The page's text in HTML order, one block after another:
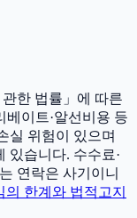
한 법률」에 따른
베이트·알선비용 등
실 위험이 있으며
있습니다. 수수료·
연락은 사기이니
의 한계와 법적고지